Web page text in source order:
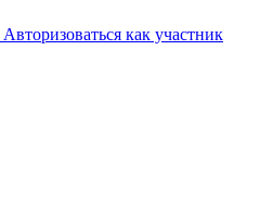
Авторизоваться как участник